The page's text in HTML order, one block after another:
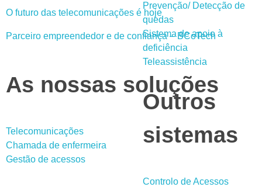
Prevenção/ Detecção de
quedas
Sistema de apoio à
deficiência
Teleassistência
Outros
sistemas
Controlo de Acessos
O futuro das telecomunicações é hoje
Parceiro empreendedor e de confiança – BCoTech
As nossas soluções
Telecomunicações
Chamada de enfermeira
Gestão de acessos